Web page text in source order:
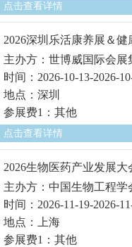
点击查看详情
2026深圳乐活康养展＆
主办方：世博威国际会展
时间：2026-10-13-2026-
地点：深圳
参展费1：其他
点击查看详情
2026生物医药产业发展大
主办方：中国生物工程
时间：2026-11-19-2026-
地点：上海
参展费1：其他